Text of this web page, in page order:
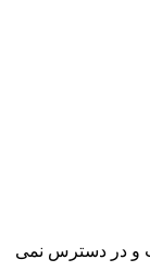
و در دسترس نمی